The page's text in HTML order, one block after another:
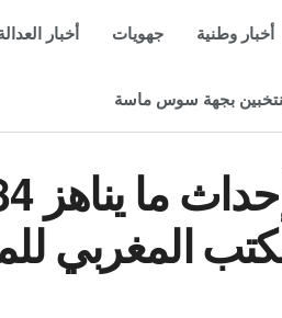
أخبار وطنية جهويات أخبار
بجهة سوس ماسة